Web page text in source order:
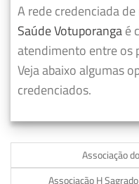
A rede credenciada
Saúde Votuporangaé
atendimento entre os
Veja abaixo algumas
credenciados.
Associação
Associação H